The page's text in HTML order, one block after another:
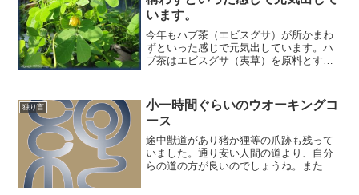
います。
今年もハブ茶（エビスグサ）が所かまわ
ずといった感じで元気出しています。ハ
ブ茶はエビスグサ（夷草）を原料とする
ウともいいます。長さ１５～２０ｃｍの
豆果一つから３０粒あまり...
独り言
小一時間ぐらいのウオーキングコ
ース
途中獣道があり猪か狸等の爪跡も残って
いました。通り安い人間の道より、自分
らの道の方が良いのでしょうね。また、